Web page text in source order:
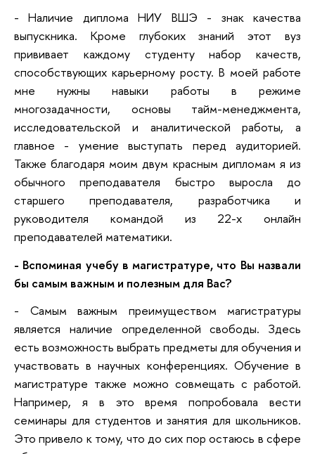
- Наличие диплома НИУ ВШЭ - знак качества
выпускника. Кроме глубоких знаний этот вуз
прививает каждому студенту набор качеств,
способствующих карьерному росту. В моей работе
мне нужны навыки работы в режиме
многозадачности, основы тайм-менеджмента,
исследовательской и аналитической работы, а
главное - умение выступать перед аудиторией.
Также благодаря моим двум красным дипломам я из
обычного преподавателя быстро выросла до
старшего преподавателя, разработчика и
руководителя командой из 22-х онлайн
преподавателей математики.
- Вспоминая учебу в магистратуре, что Вы назвали
бы самым важным и полезным для Вас?
- Самым важным преимуществом магистратуры
является наличие определенной свободы. Здесь
есть возможность выбрать предметы для обучения и
участвовать в научных конференциях. Обучение в
магистратуре также можно совмещать с работой.
Например, я в это время попробовала вести
семинары для студентов и занятия для школьников.
Это привело к тому, что до сих пор остаюсь в сфере